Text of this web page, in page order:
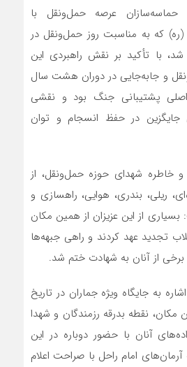
حماسه‌سازان عرصه حمل‌ونقل با
که به مناسبت روز حمل‌ونقل در
شد، با تأکید بر نقش راهبردی این
و جابه‌جایی در دوران هشت سال
پشتیبانی جنگ بود و نقشی
جایگزین در حفظ انسجام و توان
خاطره شهدای حوزه حمل‌ونقل، از
ریلی، بندری، هوایی، راهسازی و
بسیاری از این عزیزان از همین مکان
تجدید عهد کردند و راهی جبهه‌ها
از آنان به شهادت ختم شد.
به جایگاه ویژه جماران در تاریخ
مکان، نقطه بدرقه رزمندگان و شهدا
آنان با حضور دوباره در این
آرمان‌های امام راحل با صراحت اعلام